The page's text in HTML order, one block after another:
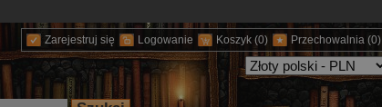
Zarejestruj się Logowanie Koszyk (0) Przechowalnia (0)